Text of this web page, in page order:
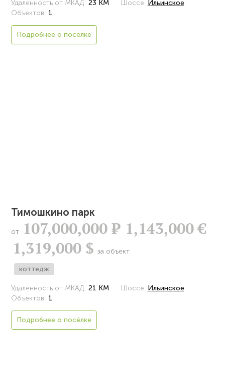
Удаленность от МКАД: 23 КМ Шоссе: Ильинское
Объектов: 1
Подробнее о посёлке
Тимошкино парк
от 107,000,000Р 1,143,000 €
1,319,000 $ за объект
коттедж
Удаленность от МКАД: 21 КМ Шоссе: Ильинское
Объектов: 1
Подробнее о посёлке